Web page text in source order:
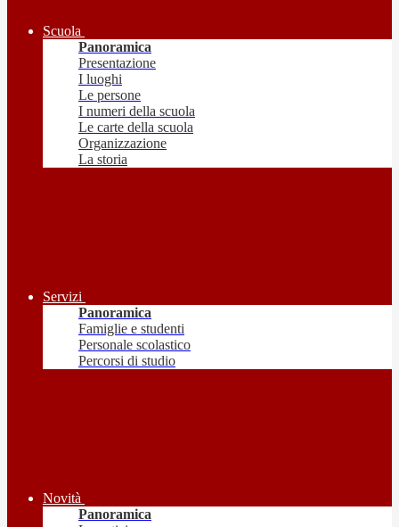
Scuola
Panoramica
Presentazione
I luoghi
Le persone
I numeri della scuola
Le carte della scuola
Organizzazione
La storia
Servizi
Panoramica
Famiglie e studenti
Personale scolastico
Percorsi di studio
Novità
Panoramica